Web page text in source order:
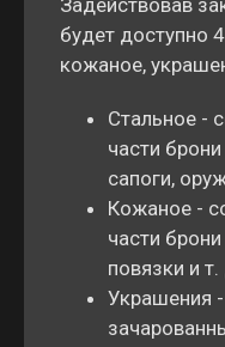
Задействовав
будет доступно
кожаное,
Стальное -
части
сапоги,
Кожаное -
части
повязки и т.
Украшения